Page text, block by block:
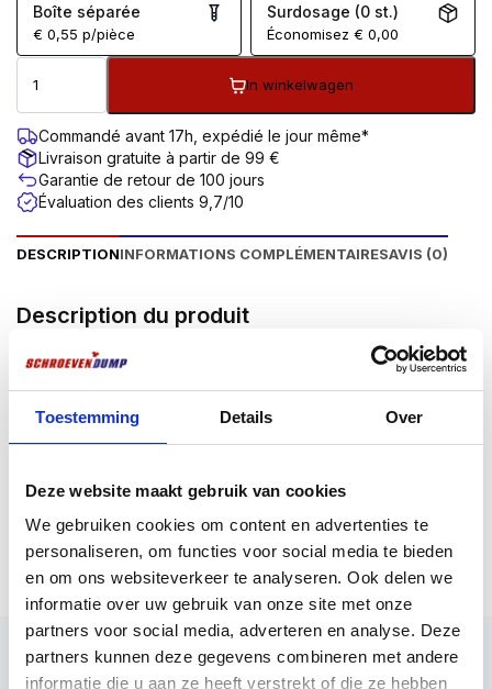
Toestemming Details Over
Deze website maakt gebruik van cookies
We gebruiken cookies om content en advertenties te
personaliseren, om functies voor social media te bieden
en om ons websiteverkeer te analyseren. Ook delen we
informatie over uw gebruik van onze site met onze
partners voor social media, adverteren en analyse. Deze
partners kunnen deze gegevens combineren met andere
informatie die u aan ze heeft verstrekt of die ze hebben
Boîte séparée
€ 0,55 p/pièce
Surdosage (0 st.)
Économisez€ 0,00
In winkelwagen
Commandé avant 17h, expédié le jour même*
Livraison gratuite à partir de 99 €
Garantie de retour de 100 jours
Évaluation des clients 9,7/10
DESCRIPTIONINFORMATIONS COMPLÉMENTAIRESAVIS (0)
Description du produit
Embouts pour visser, par exemple, les vis à panneaux
d’aggloméré Screwdump ou d’autres éléments de
fixation dotés d’un raccord Pozidriv. Disponibles en 3
raccords Pozidriv, à savoir PZ1, PZ2 et PZ3. Pour
disponibles en différentes longueurs, à savoir 25 et 50
choisissez les embouts en titane Schroevendump avec
un revêtement en titane. Ces embouts dorés sont
extrêmement durables et offrent une excellente prise
dans la tête de la vis.
Le raccord de tournevis de tous les embouts
Screwdump est un hexagone de ¼”.
Plus d'informations